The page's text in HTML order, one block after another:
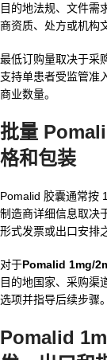
目的地法规、文件需
商资质、处方或机构
最低订购量取决于采
支持单患者受监管准
商业数量。
批量
格和包装
Pomalid 胶囊通常按
制造商详细信息取决
形式发票或出口安排
对于Pomalid 1mg/
目的地国家、采购渠
选项并指导后续步骤。
Pomalid